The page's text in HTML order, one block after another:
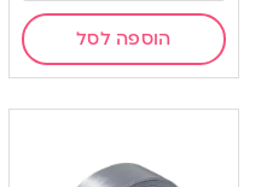
הוספה לסל